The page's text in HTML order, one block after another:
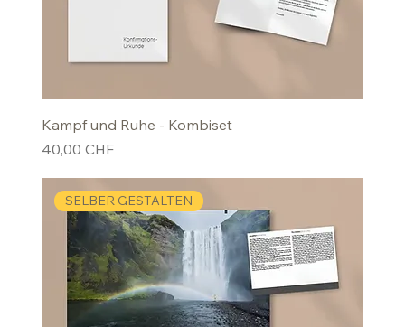
Kampf und Ruhe - Kombiset
Preis
40,00 CHF
SELBER GESTALTEN